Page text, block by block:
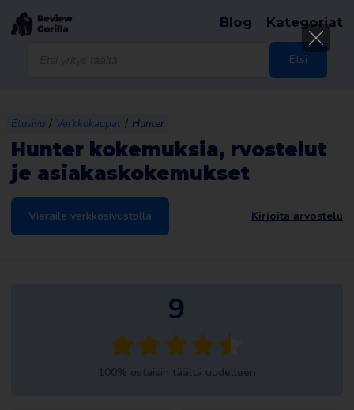
Etsi
Blog Kategoriat
Etusivu / Verkkokaupat / Hunter
Hunter kokemuksia, rvostelut
je asiakaskokemukset
Vieraile verkkosivustolla Kirjoita arvostelu
9
100% ostaisin täältä uudelleen